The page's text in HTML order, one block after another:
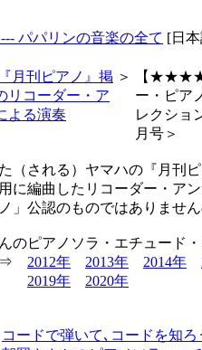
パパリンの音楽の全て [日
月刊ピアノ』掲
リコーダー・ア
よる演奏
＞
【
ー・ピア
レクショ
月号＞
（される）ヤマハの『月刊
に編曲したリコーダー・ア
」公認のものではありませ
ピアノソラ・エチュード・
⇒ 2012年 2013年 2014年
2019年
2020年
コードで弾いて､コードを知